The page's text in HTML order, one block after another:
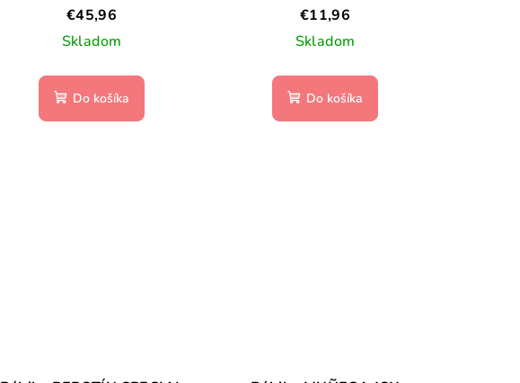
€45,96
Skladom
Do košíka
€11,96
Skladom
Do košíka